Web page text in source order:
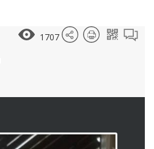
1707